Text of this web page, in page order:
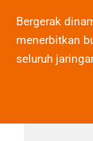
Bergerak
menerbitkan
seluruh